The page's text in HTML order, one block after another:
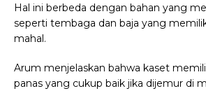
Hal ini berbeda dengan bahan yang
seperti tembaga dan baja yang
mahal.
Arum menjelaskan bahwa kaset
panas yang cukup baik jika dijemur di